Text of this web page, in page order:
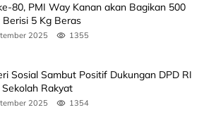
80, PMI Way Kanan akan Bagikan 500
Berisi 5 Kg Beras
2025 1355
Sosial Sambut Positif Dukungan DPD RI
Rakyat
2025 1354